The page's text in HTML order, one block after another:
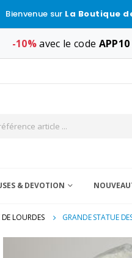
Bienvenue sur La Boutique
-10%avec le code APP10
& DEVOTION
LOURDES GRANDE STATUE